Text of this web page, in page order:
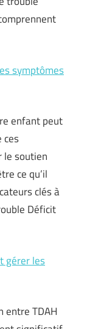
symptômes
enfant peut
ces
soutien
ce qu’il
clés à
Déficit
gérer les
entre TDAH